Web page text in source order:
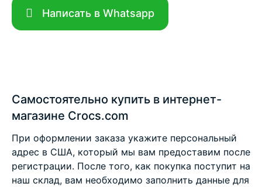
Написать в Whatsapp
Самостоятельно купить в интернет-
магазине Crocs.com
При оформлении заказа укажите персональный
адрес в США, который мы вам предоставим после
регистрации. После того, как покупка поступит на
наш склад, вам необходимо заполнить данные для